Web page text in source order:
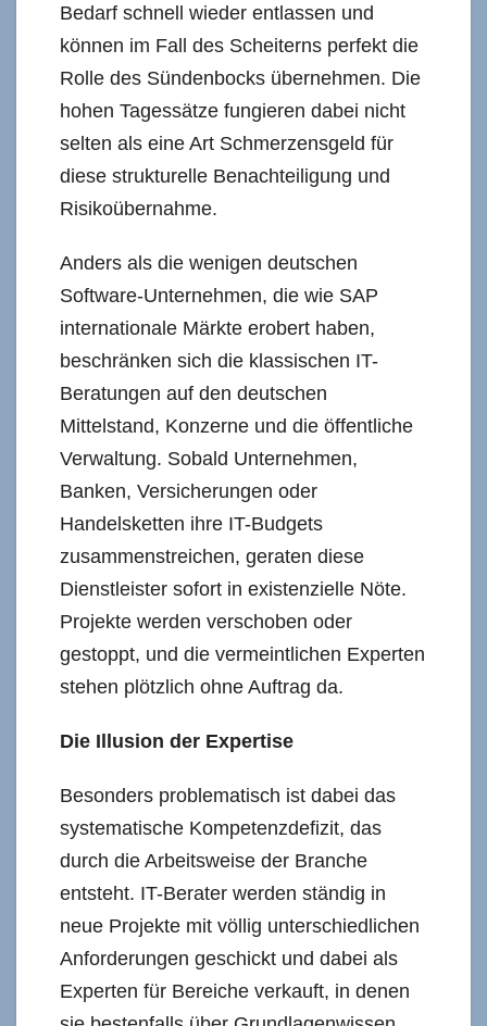
Bedarf schnell wieder entlassen und
können im Fall des Scheiterns perfekt die
Rolle des Sündenbocks übernehmen. Die
hohen Tagessätze fungieren dabei nicht
selten als eine Art Schmerzensgeld für
diese strukturelle Benachteiligung und
Risikoübernahme.
Anders als die wenigen deutschen
Software-Unternehmen, die wie SAP
internationale Märkte erobert haben,
beschränken sich die klassischen IT-
Beratungen auf den deutschen
Mittelstand, Konzerne und die öffentliche
Verwaltung. Sobald Unternehmen,
Banken, Versicherungen oder
Handelsketten ihre IT-Budgets
zusammenstreichen, geraten diese
Dienstleister sofort in existenzielle Nöte.
Projekte werden verschoben oder
gestoppt, und die vermeintlichen Experten
stehen plötzlich ohne Auftrag da.
Die Illusion der Expertise
Besonders problematisch ist dabei das
systematische Kompetenzdefizit, das
durch die Arbeitsweise der Branche
entsteht. IT-Berater werden ständig in
neue Projekte mit völlig unterschiedlichen
Anforderungen geschickt und dabei als
Experten für Bereiche verkauft, in denen